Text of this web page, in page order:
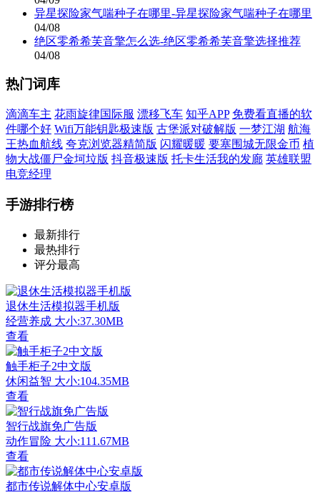
异星探险家气喘种子在哪里-异星探险家气喘种子在哪里
04/08
绝区零希希芙音擎怎么选-绝区零希希芙音擎选择推荐
04/08
热门词库
滴滴车主 花雨旋律国际服 漂移飞车 知乎APP 免费看直播的软
件哪个好 Wifi万能钥匙极速版 古堡派对破解版 一梦江湖 航海
王热血航线 夸克浏览器精简版 闪耀暖暖 要塞围城无限金币 植
物大战僵尸金坷垃版 抖音极速版 托卡生活我的发廊 英雄联盟
电竞经理
手游排行榜
最新排行
最热排行
评分最高
退休生活模拟器手机版
经营养成 大小:37.30MB
查看
触手柜子2中文版
休闲益智 大小:104.35MB
查看
智行战旗免广告版
动作冒险 大小:111.67MB
查看
都市传说解体中心安卓版